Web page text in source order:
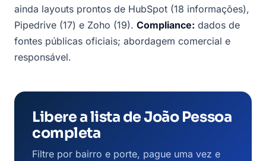
ainda layouts prontos de HubSpot (18 informações),
Pipedrive (17) e Zoho (19). Compliance: dados de
fontes públicas oficiais; abordagem comercial e
responsável.
Libere a lista de João Pessoa
completa
Filtre por bairro e porte, pague uma vez e